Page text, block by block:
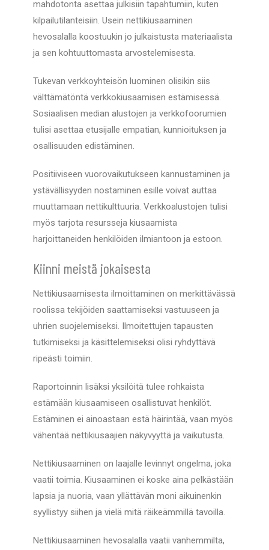
mahdotonta asettaa julkisiin tapahtumiin, kuten
kilpailutilanteisiin. Usein nettikiusaaminen
hevosalalla koostuukin jo julkaistusta materiaalista
ja sen kohtuuttomasta arvostelemisesta.
Tukevan verkkoyhteisön luominen olisikin siis
välttämätöntä verkkokiusaamisen estämisessä.
Sosiaalisen median alustojen ja verkkofoorumien
tulisi asettaa etusijalle empatian, kunnioituksen ja
osallisuuden edistäminen.
Positiiviseen vuorovaikutukseen kannustaminen ja
ystävällisyyden nostaminen esille voivat auttaa
muuttamaan nettikulttuuria. Verkkoalustojen tulisi
myös tarjota resursseja kiusaamista
harjoittaneiden henkilöiden ilmiantoon ja estoon.
Kiinni meistä jokaisesta
Nettikiusaamisesta ilmoittaminen on merkittävässä
roolissa tekijöiden saattamiseksi vastuuseen ja
uhrien suojelemiseksi. Ilmoitettujen tapausten
tutkimiseksi ja käsittelemiseksi olisi ryhdyttävä
ripeästi toimiin.
Raportoinnin lisäksi yksilöitä tulee rohkaista
estämään kiusaamiseen osallistuvat henkilöt.
Estäminen ei ainoastaan estä häirintää, vaan myös
vähentää nettikiusaajien näkyvyyttä ja vaikutusta.
Nettikiusaaminen on laajalle levinnyt ongelma, joka
vaatii toimia. Kiusaaminen ei koske aina pelkästään
lapsia ja nuoria, vaan yllättävän moni aikuinenkin
syyllistyy siihen ja vielä mitä räikeämmillä tavoilla.
Nettikiusaaminen hevosalalla vaatii vanhemmilta,